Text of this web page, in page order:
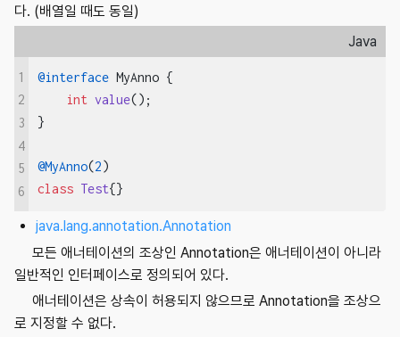
다. (배열일 때도 동일)
Java
1
2
3
4
5
6
@interface MyAnno {
int value() ;
}
@MyAnno(2
class Test{}
java.lang.annotation.Annotation
모든 애너테이션의 조상인 Annotation은 애너테이션이 아니라
일반적인 인터페이스로 정의되어 있다.
애너테이션은 상속이 허용되지 않으므로 Annotation을 조상으
로 지정할 수 없다.